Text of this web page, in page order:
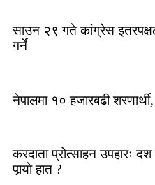
साउन २९ गते कांग्रेस
गर्ने
नेपालमा १० हजारबढी
करदाता प्रोत्साहन उपहारः
पार्‍याे हात ?